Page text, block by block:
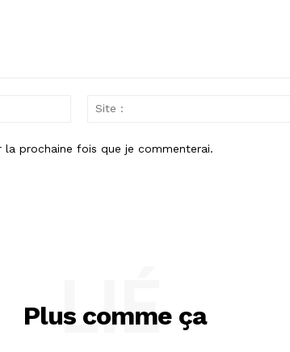
Email
prochaine fois que je commenterai.
Plus comme ça
LIÉ